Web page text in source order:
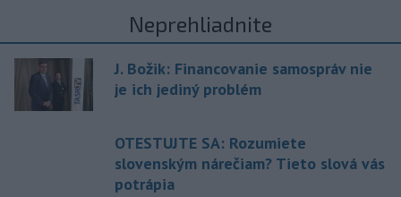
Neprehliadnite
J. Božik: Financovanie samospráv nie
je ich jediný problém
OTESTUJTE SA: Rozumiete
slovenským nárečiam? Tieto slová vás
potrápia